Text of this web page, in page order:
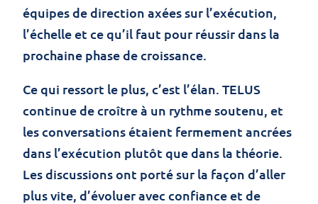
équipes de direction axées sur l’exécution,
l’échelle et ce qu’il faut pour réussir dans la
prochaine phase de croissance.
Ce qui ressort le plus, c’est l’élan. TELUS
continue de croître à un rythme soutenu, et
les conversations étaient fermement ancrées
dans l’exécution plutôt que dans la théorie.
Les discussions ont porté sur la façon d’aller
plus vite, d’évoluer avec confiance et de